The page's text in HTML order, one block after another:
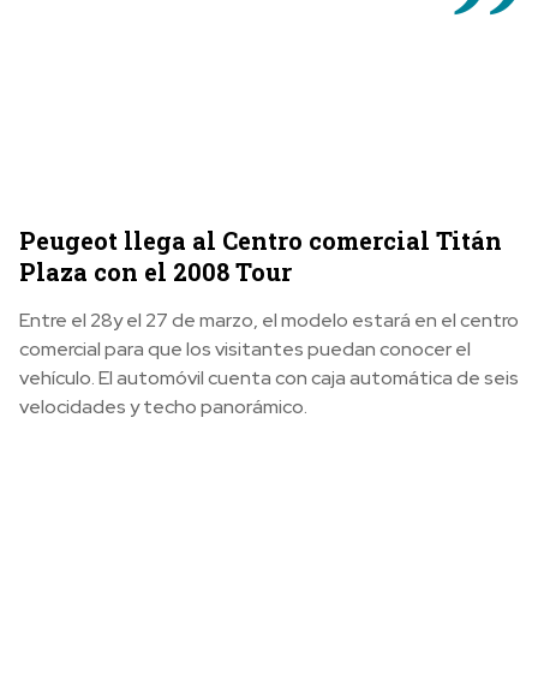
Peugeot llega al Centro comercial Titán
Plaza con el 2008 Tour
Entre el 28y el 27 de marzo, el modelo estará en el centro
comercial para que los visitantes puedan conocer el
vehículo. El automóvil cuenta con caja automática de seis
velocidades y techo panorámico.